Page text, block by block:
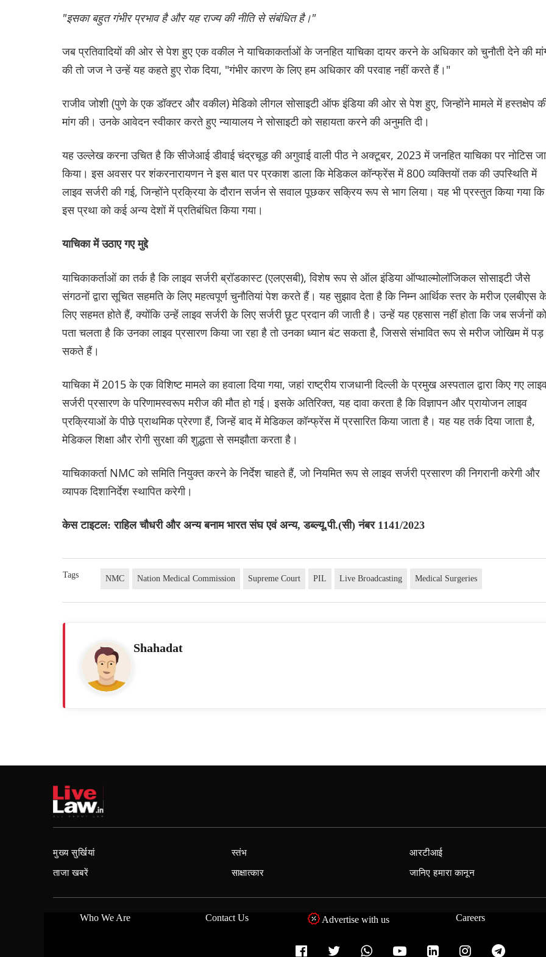
"इसका बहुत गंभीर प्रभाव है और यह राज्य की नीति से संबंधित है।"
जब प्रतिवादियों की ओर से पेश हुए एक वकील ने याचिकाकर्ताओं के जनहित याचिका दायर करने के अधिकार को चुनौती देने की
की तो जज ने उन्हें यह कहते हुए रोक दिया, "गंभीर कारण के लिए हम अधिकार की परवाह नहीं करते हैं।"
राजीव जोशी (पुणे के एक डॉक्टर और वकील) मेडिको लीगल सोसाइटी ऑफ इंडिया की ओर से पेश हुए, जिन्होंने मामले में हस्तक्षेप
मांग की। उनके आवेदन स्वीकार करते हुए न्यायालय ने सोसाइटी को सहायता करने की अनुमति दी।
यह उल्लेख करना उचित है कि सीजेआई डीवाई चंद्रचूड़ की अगुवाई वाली पीठ ने अक्टूबर, 2023 में जनहित याचिका पर नोटिस
किया। इस अवसर पर शंकरनारायणन ने इस बात पर प्रकाश डाला कि मेडिकल कॉन्फ्रेंस में 800 व्यक्तियों तक की उपस्थिति में
लाइव सर्जरी की गई, जिन्होंने प्रक्रिया के दौरान सर्जन से सवाल पूछकर सक्रिय रूप से भाग लिया। यह भी प्रस्तुत किया गया कि
इस प्रथा को कई अन्य देशों में प्रतिबंधित किया गया।
याचिका में उठाए गए मुद्दे
याचिकाकर्ताओं का तर्क है कि लाइव सर्जरी ब्रॉडकास्ट (एलएसबी), विशेष रूप से ऑल इंडिया ऑप्थाल्मोलॉजिकल सोसाइटी जैसे
संगठनों द्वारा सूचित सहमति के लिए महत्वपूर्ण चुनौतियां पेश करते हैं। यह सुझाव देता है कि निम्न आर्थिक स्तर के मरीज एलबीएस
लिए सहमत होते हैं, क्योंकि उन्हें लाइव सर्जरी के लिए सर्जरी छूट प्रदान की जाती है। उन्हें यह एहसास नहीं होता कि जब सर्जनों को
पता चलता है कि उनका लाइव प्रसारण किया जा रहा है तो उनका ध्यान बंट सकता है, जिससे संभावित रूप से मरीज जोखिम में पड़
सकते हैं।
याचिका में 2015 के एक विशिष्ट मामले का हवाला दिया गया, जहां राष्ट्रीय राजधानी दिल्ली के प्रमुख अस्पताल द्वारा किए गए
सर्जरी प्रसारण के परिणामस्वरूप मरीज की मौत हो गई। इसके अतिरिक्त, यह दावा करता है कि विज्ञापन और प्रायोजन लाइव
प्रक्रियाओं के पीछे प्राथमिक प्रेरणा हैं, जिन्हें बाद में मेडिकल कॉन्फ्रेंस में प्रसारित किया जाता है। यह यह तर्क दिया जाता है,
मेडिकल शिक्षा और रोगी सुरक्षा की शुद्धता से समझौता करता है।
याचिकाकर्ता NMC को समिति नियुक्त करने के निर्देश चाहते हैं, जो नियमित रूप से लाइव सर्जरी प्रसारण की निगरानी करेगी और
व्यापक दिशानिर्देश स्थापित करेगी।
केस टाइटल: राहिल चौधरी और अन्य बनाम भारत संघ एवं अन्य, डब्ल्यू.पी.(सी) नंबर 1141/2023
Tags NMC Nation Medical Commission Supreme Court PIL Live Broadcasting Medical Surgeries
Shahadat
मुख्य सुर्खियां
ताजा खबरें
स्तंभ
साक्षात्कार
आरटीआई
जानिए हमारा कानून
Who We Are Contact Us Advertise with us Careers